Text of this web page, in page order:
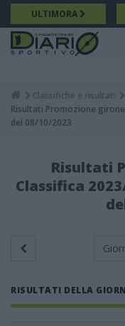
Salta
al
contenuto
principale
ULTIMORA
Breadcrumb
Classifiche e risultati
Risultati Promozione
del 08/10/2023
Risultati
Classifica
RISULTATI DELLA